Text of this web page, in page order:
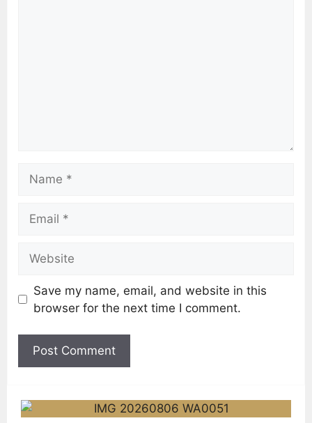
Save my name, email, and website in this
browser for the next time I comment.